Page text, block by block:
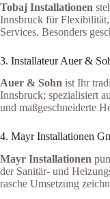
Tobaj Installationen
Innsbruck für
Services. Besonders
3. Installateur Auer &
Auer & Sohn ist Ihr
Innsbruck; spezialisiert
und maßgeschneiderte
4. Mayr Installationen
Mayr Installationen
der Sanitär- und
rasche Umsetzung